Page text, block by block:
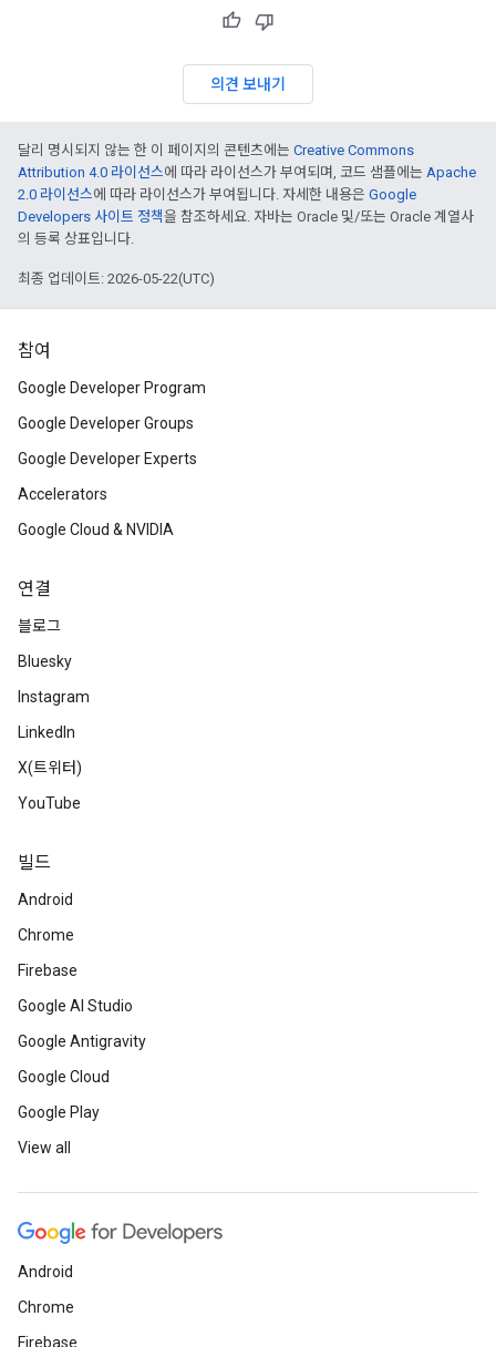
의견 보내기
달리 명시되지 않는 한 이 페이지의 콘텐츠에는 Creative Commons
Attribution 4.0 라이선스에 따라 라이선스가 부여되며, 코드 샘플에는 Apache
2.0 라이선스에 따라 라이선스가 부여됩니다. 자세한 내용은 Google
Developers 사이트 정책을 참조하세요. 자바는 Oracle 및/또는 Oracle 계열사
의 등록 상표입니다.
최종 업데이트: 2026-05-22(UTC)
참여
Google Developer Program
Google Developer Groups
Google Developer Experts
Accelerators
Google Cloud & NVIDIA
연결
블로그
Bluesky
Instagram
LinkedIn
X(트위터)
YouTube
빌드
Android
Chrome
Firebase
Google AI Studio
Google Antigravity
Google Cloud
Google Play
View all
Android
Chrome
Firebase